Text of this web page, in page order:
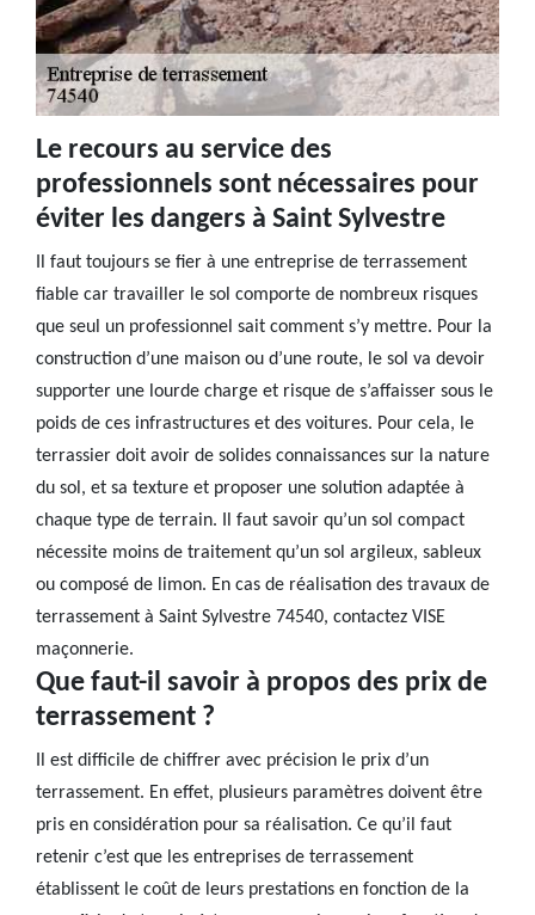
Le recours au service des
professionnels sont nécessaires pour
éviter les dangers à Saint Sylvestre
Il faut toujours se fier à une entreprise de terrassement
fiable car travailler le sol comporte de nombreux risques
que seul un professionnel sait comment s’y mettre. Pour la
construction d’une maison ou d’une route, le sol va devoir
supporter une lourde charge et risque de s’affaisser sous le
poids de ces infrastructures et des voitures. Pour cela, le
terrassier doit avoir de solides connaissances sur la nature
du sol, et sa texture et proposer une solution adaptée à
chaque type de terrain. Il faut savoir qu’un sol compact
nécessite moins de traitement qu’un sol argileux, sableux
ou composé de limon. En cas de réalisation des travaux de
terrassement à Saint Sylvestre 74540, contactez VISE
maçonnerie.
Que faut-il savoir à propos des prix de
terrassement ?
Il est difficile de chiffrer avec précision le prix d’un
terrassement. En effet, plusieurs paramètres doivent être
pris en considération pour sa réalisation. Ce qu’il faut
retenir c’est que les entreprises de terrassement
établissent le coût de leurs prestations en fonction de la